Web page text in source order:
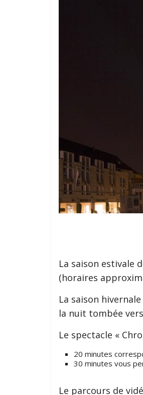
La saison estivale
(horaires
La saison
la nuit tombée
Le spectacle «
20 minutes
30 minutes vous
Le parcours de